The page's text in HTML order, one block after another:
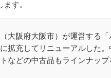
す。
大阪府大阪市）が運営する
拡充してリニューアルした
などの中古品もラインナップ